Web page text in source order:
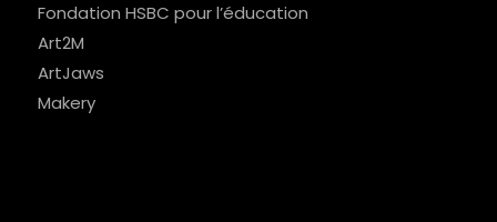
Fondation HSBC pour l’éducation
Art2M
ArtJaws
Makery